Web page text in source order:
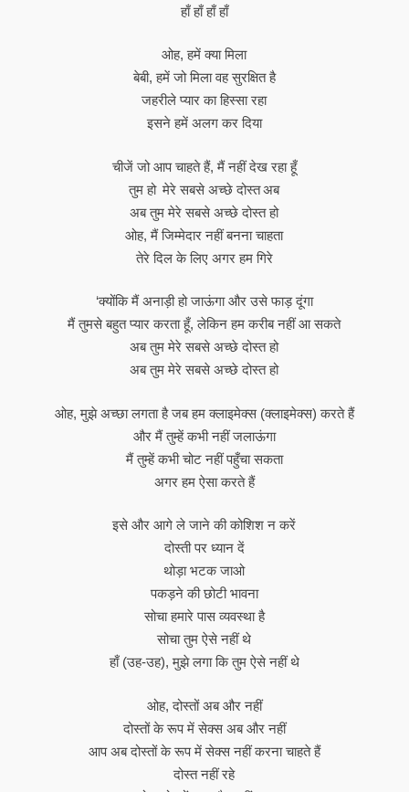
हाँ हाँ हाँ हाँ
ओह, हमें क्या मिला
बेबी, हमें जो मिला वह सुरक्षित है
जहरीले प्यार का हिस्सा रहा
इसने हमें अलग कर दिया
चीजें जो आप चाहते हैं, मैं नहीं देख रहा हूँ
तुम हो मेरे सबसे अच्छे दोस्त अब
अब तुम मेरे सबसे अच्छे दोस्त हो
ओह, मैं जिम्मेदार नहीं बनना चाहता
तेरे दिल के लिए अगर हम गिरे
‘क्योंकि मैं अनाड़ी हो जाऊंगा और उसे फाड़ दूंगा
मैं तुमसे बहुत प्यार करता हूँ, लेकिन हम करीब नहीं आ सकते
अब तुम मेरे सबसे अच्छे दोस्त हो
अब तुम मेरे सबसे अच्छे दोस्त हो
ओह, मुझे अच्छा लगता है जब हम क्लाइमेक्स (क्लाइमेक्स) करते हैं
और मैं तुम्हें कभी नहीं जलाऊंगा
मैं तुम्हें कभी चोट नहीं पहुँचा सकता
अगर हम ऐसा करते हैं
इसे और आगे ले जाने की कोशिश न करें
दोस्ती पर ध्यान दें
थोड़ा भटक जाओ
पकड़ने की छोटी भावना
सोचा हमारे पास व्यवस्था है
सोचा तुम ऐसे नहीं थे
हाँ (उह-उह), मुझे लगा कि तुम ऐसे नहीं थे
ओह, दोस्तों अब और नहीं
दोस्तों के रूप में सेक्स अब और नहीं
आप अब दोस्तों के रूप में सेक्स नहीं करना चाहते हैं
दोस्त नहीं रहे